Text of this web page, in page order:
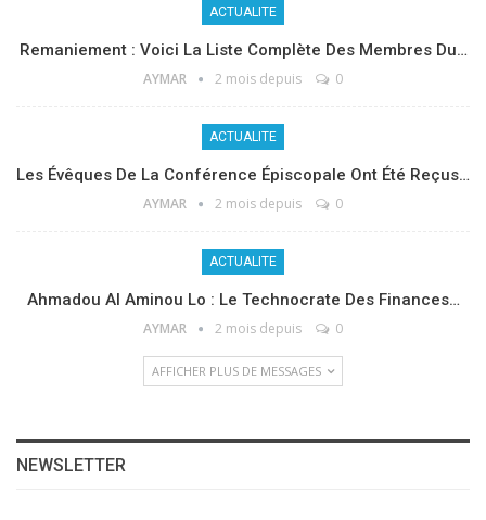
ACTUALITE
Remaniement : Voici La Liste Complète Des Membres Du…
AYMAR 2 mois depuis 0
ACTUALITE
Les Évêques De La Conférence Épiscopale Ont Été Reçus…
AYMAR 2 mois depuis 0
ACTUALITE
Ahmadou Al Aminou Lo : Le Technocrate Des Finances…
AYMAR 2 mois depuis 0
AFFICHER PLUS DE MESSAGES
NEWSLETTER